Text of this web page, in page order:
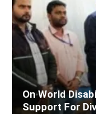
On World
Support For